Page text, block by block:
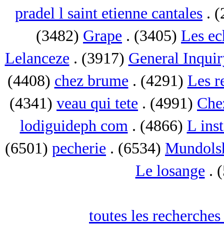
pradel l saint etienne cantales .
(3482) Grape . (3405) Les
Lelanceze . (3917) General
(4408) chez brume . (4291) Les
(4341) veau qui tete . (4991)
lodiguideph com. (4866) L
(6501) pecherie . (6534)
Le losange .
toutes les